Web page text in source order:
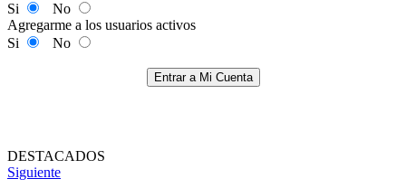
Si
No
Agregarme a los usuarios activos
Si
No
Entrar a Mi Cuenta
DESTACADOS
Siguiente